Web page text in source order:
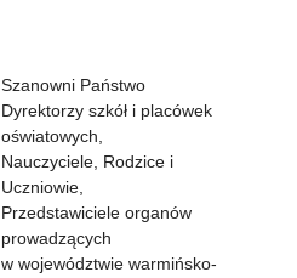
Szanowni Państwo
Dyrektorzy szkół i placówek
oświatowych,
Nauczyciele, Rodzice i
Uczniowie,
Przedstawiciele organów
prowadzących
w województwie warmińsko-